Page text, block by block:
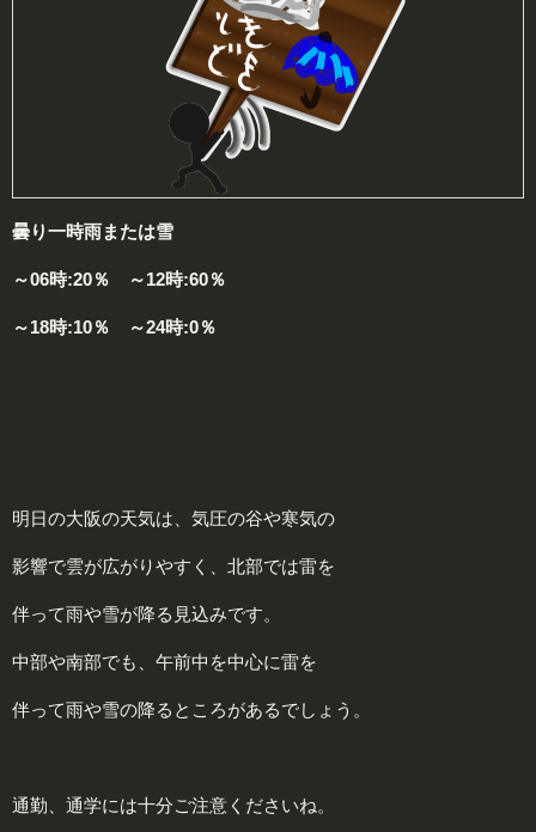
曇り一時雨または雪
～06時:20％ ～12時:60％
～18時:10％ ～24時:0％
明日の大阪の天気は、気圧の谷や寒気の
影響で雲が広がりやすく、北部では雷を
伴って雨や雪が降る見込みです。
中部や南部でも、午前中を中心に雷を
伴って雨や雪の降るところがあるでしょう。
通勤、通学には十分ご注意くださいね。